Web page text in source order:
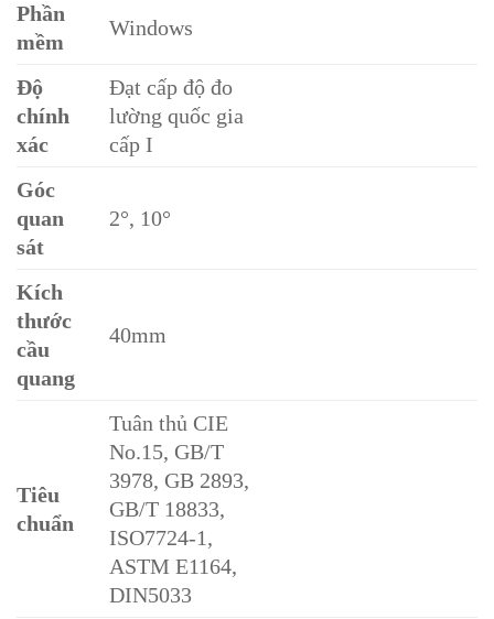
Phần
mềm
Windows
Độ
chính
xác
Đạt cấp độ đo
lường quốc gia
cấp I
Góc
quan
sát
2°, 10°
Kích
thước
cầu
quang
40mm
Tiêu
chuẩn
Tuân thủ CIE
No.15, GB/T
3978, GB 2893,
GB/T 18833,
ISO7724-1,
ASTM E1164,
DIN5033